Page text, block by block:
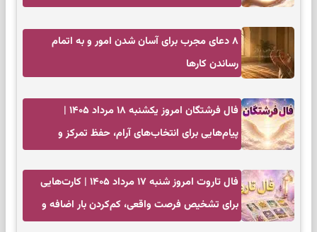
۸ دعای مجرب برای آسان شدن امور و به اتمام
رساندن کار‌ها
فال فرشتگان امروز یکشنبه ۱۸ مرداد ۱۴۰۵ |
پیام‌هایی برای انتخاب‌های آرام، حفظ تمرکز و
فال تاروت امروز شنبه ۱۷ مرداد ۱۴۰۵ | کارت‌هایی
برای تشخیص فرصت واقعی، کم‌کردن بار اضافه و